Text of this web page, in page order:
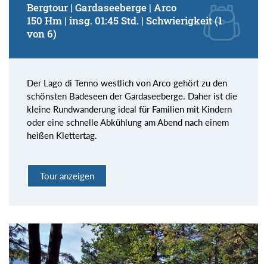
Bergtour | Gardaseeberge | Arco
150 Hm | insg. 01:45 Std. | Schwierigkeit (1
von 6)
Der Lago di Tenno westlich von Arco gehört zu den
schönsten Badeseen der Gardaseeberge. Daher ist die
kleine Rundwanderung ideal für Familien mit Kindern
oder eine schnelle Abkühlung am Abend nach einem
heißen Klettertag.
Tour anzeigen